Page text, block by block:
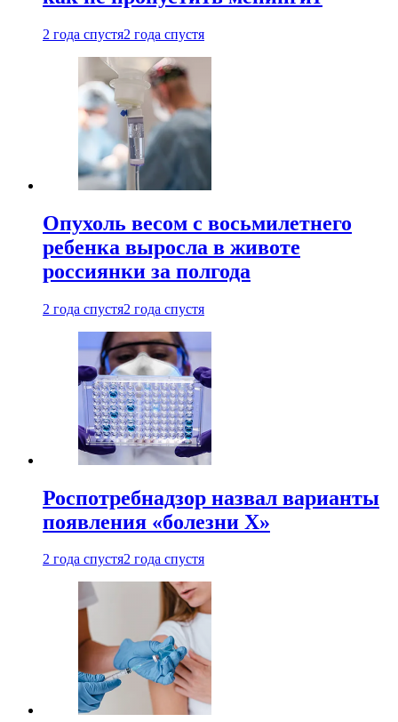
2 года спустя2 года спустя
Опухоль весом с восьмилетнего
ребенка выросла в животе
россиянки за полгода
2 года спустя2 года спустя
Роспотребнадзор назвал варианты
появления «болезни Х»
2 года спустя2 года спустя